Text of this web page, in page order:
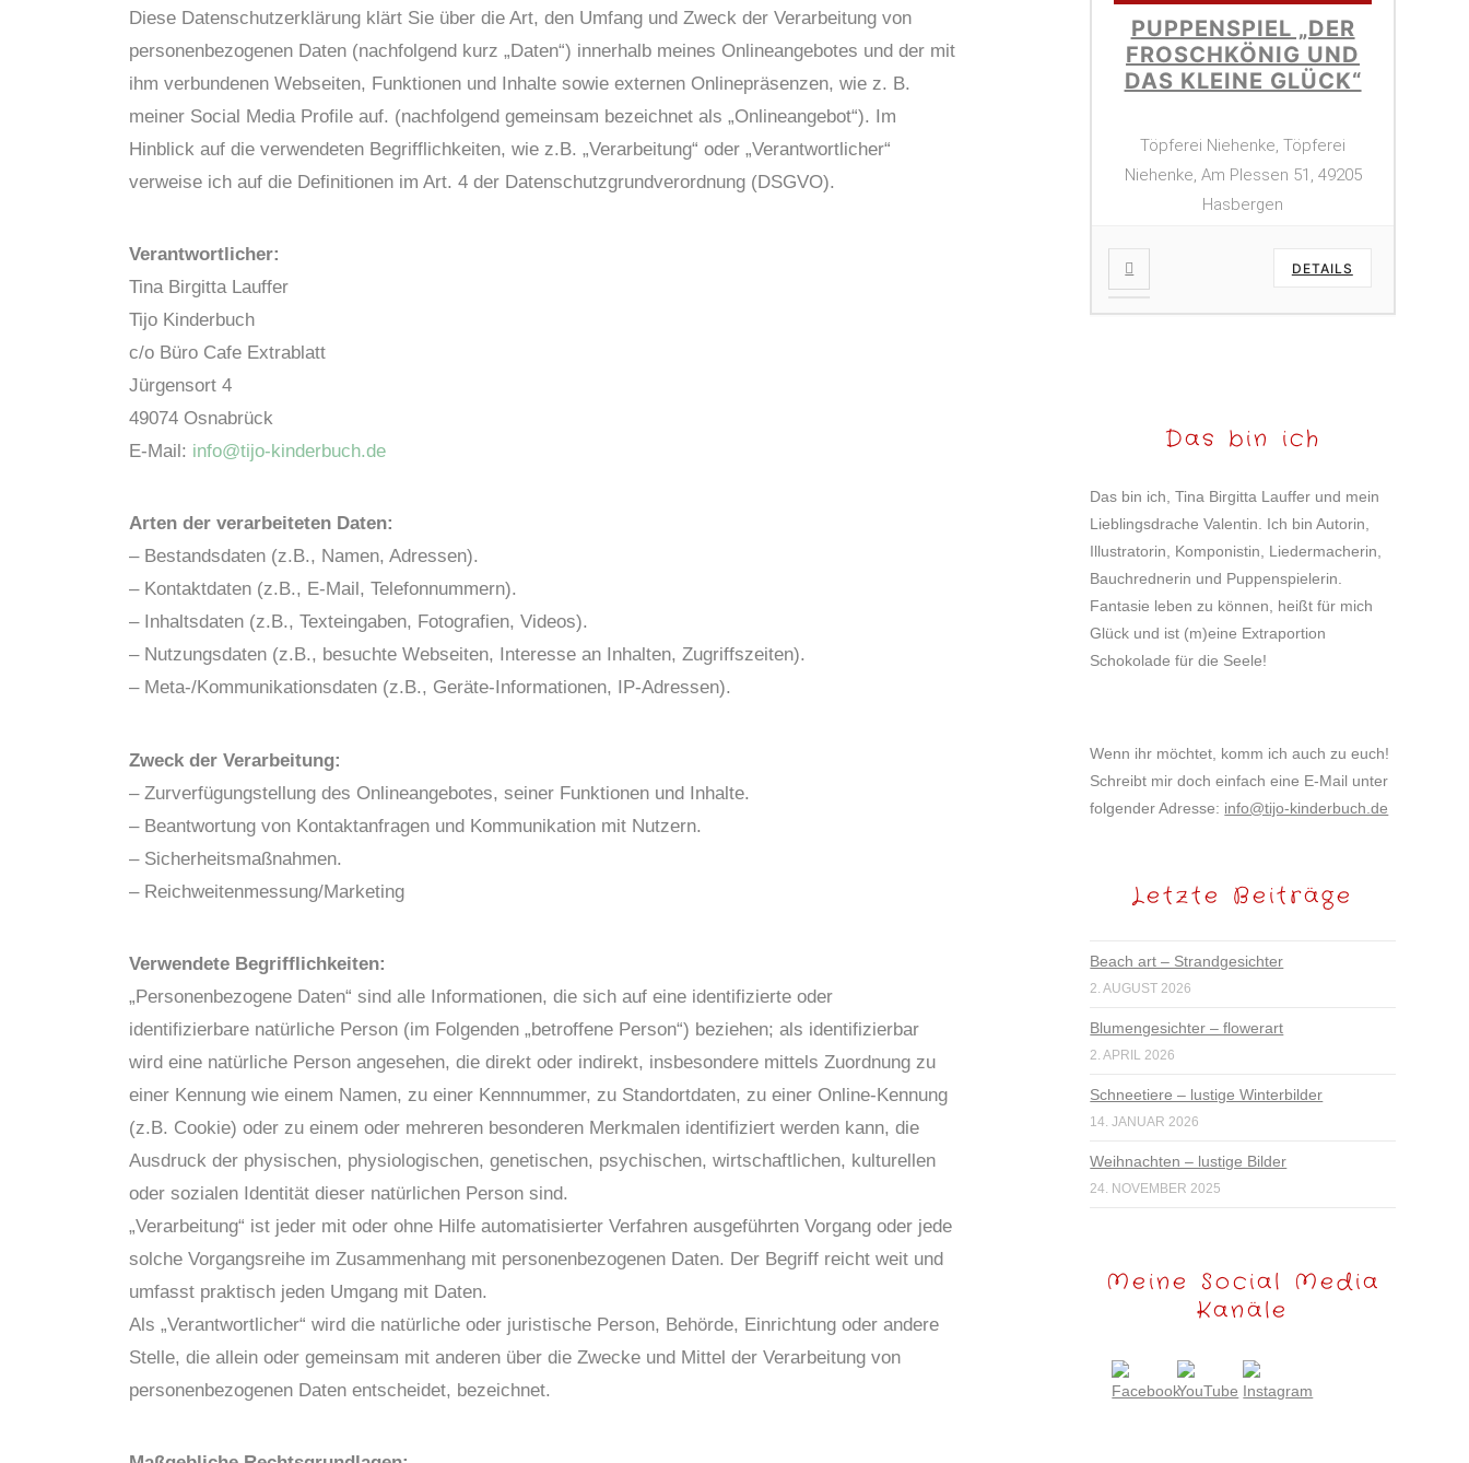
Diese Datenschutzerklärung klärt Sie über die Art, den Umfang und Zweck der Verarbeitung von
personenbezogenen Daten (nachfolgend kurz „Daten“) innerhalb meines Onlineangebotes und der mit
ihm verbundenen Webseiten, Funktionen und Inhalte sowie externen Onlinepräsenzen, wie z. B.
meiner Social Media Profile auf. (nachfolgend gemeinsam bezeichnet als „Onlineangebot“). Im
Hinblick auf die verwendeten Begrifflichkeiten, wie z.B. „Verarbeitung“ oder „Verantwortlicher“
verweise ich auf die Definitionen im Art. 4 der Datenschutzgrundverordnung (DSGVO).
Verantwortlicher:
Tina Birgitta Lauffer
Tijo Kinderbuch
c/o Büro Cafe Extrablatt
Jürgensort 4
49074 Osnabrück
E-Mail: info@tijo-kinderbuch.de
Arten der verarbeiteten Daten:
– Bestandsdaten (z.B., Namen, Adressen).
– Kontaktdaten (z.B., E-Mail, Telefonnummern).
– Inhaltsdaten (z.B., Texteingaben, Fotografien, Videos).
– Nutzungsdaten (z.B., besuchte Webseiten, Interesse an Inhalten, Zugriffszeiten).
– Meta-/Kommunikationsdaten (z.B., Geräte-Informationen, IP-Adressen).
Zweck der Verarbeitung:
– Zurverfügungstellung des Onlineangebotes, seiner Funktionen und Inhalte.
– Beantwortung von Kontaktanfragen und Kommunikation mit Nutzern.
– Sicherheitsmaßnahmen.
– Reichweitenmessung/Marketing
Verwendete Begrifflichkeiten:
„Personenbezogene Daten“ sind alle Informationen, die sich auf eine identifizierte oder
identifizierbare natürliche Person (im Folgenden „betroffene Person“) beziehen; als identifizierbar
wird eine natürliche Person angesehen, die direkt oder indirekt, insbesondere mittels Zuordnung zu
einer Kennung wie einem Namen, zu einer Kennnummer, zu Standortdaten, zu einer Online-Kennung
(z.B. Cookie) oder zu einem oder mehreren besonderen Merkmalen identifiziert werden kann, die
Ausdruck der physischen, physiologischen, genetischen, psychischen, wirtschaftlichen, kulturellen
oder sozialen Identität dieser natürlichen Person sind.
„Verarbeitung“ ist jeder mit oder ohne Hilfe automatisierter Verfahren ausgeführten Vorgang oder jede
solche Vorgangsreihe im Zusammenhang mit personenbezogenen Daten. Der Begriff reicht weit und
umfasst praktisch jeden Umgang mit Daten.
Als „Verantwortlicher“ wird die natürliche oder juristische Person, Behörde, Einrichtung oder andere
Stelle, die allein oder gemeinsam mit anderen über die Zwecke und Mittel der Verarbeitung von
personenbezogenen Daten entscheidet, bezeichnet.
PUPPENSPIEL „DER
FROSCHKÖNIG UND
DAS KLEINE GLÜCK“
Töpferei Niehenke, Töpferei
Niehenke, Am Plessen 51, 49205
Hasbergen
DETAILS
Das bin ich
Das bin ich, Tina Birgitta Lauffer und mein
Lieblingsdrache Valentin. Ich bin Autorin,
Illustratorin, Komponistin, Liedermacherin,
Bauchrednerin und Puppenspielerin.
Fantasie leben zu können, heißt für mich
Glück und ist (m)eine Extraportion
Schokolade für die Seele!
Wenn ihr möchtet, komm ich auch zu euch!
Schreibt mir doch einfach eine E-Mail unter
folgender Adresse: info@tijo-kinderbuch.de
Letzte Beiträge
Beach art – Strandgesichter
2. AUGUST 2026
Blumengesichter – flowerart
2. APRIL 2026
Schneetiere – lustige Winterbilder
14. JANUAR 2026
Weihnachten – lustige Bilder
24. NOVEMBER 2025
Meine Social Media
Kanäle